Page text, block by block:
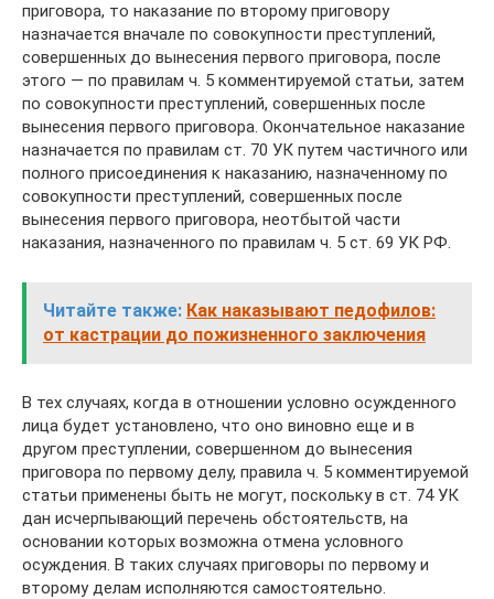
приговора, то наказание по второму приговору
назначается вначале по совокупности преступлений,
совершенных до вынесения первого приговора, после
этого — по правилам ч. 5 комментируемой статьи, затем
по совокупности преступлений, совершенных после
вынесения первого приговора. Окончательное наказание
назначается по правилам ст. 70 УК путем частичного или
полного присоединения к наказанию, назначенному по
совокупности преступлений, совершенных после
вынесения первого приговора, неотбытой части
наказания, назначенного по правилам ч. 5 ст. 69 УК РФ.
Читайте также: Как наказывают педофилов:
от кастрации до пожизненного заключения
В тех случаях, когда в отношении условно осужденного
лица будет установлено, что оно виновно еще и в
другом преступлении, совершенном до вынесения
приговора по первому делу, правила ч. 5 комментируемой
статьи применены быть не могут, поскольку в ст. 74 УК
дан исчерпывающий перечень обстоятельств, на
основании которых возможна отмена условного
осуждения. В таких случаях приговоры по первому и
второму делам исполняются самостоятельно.